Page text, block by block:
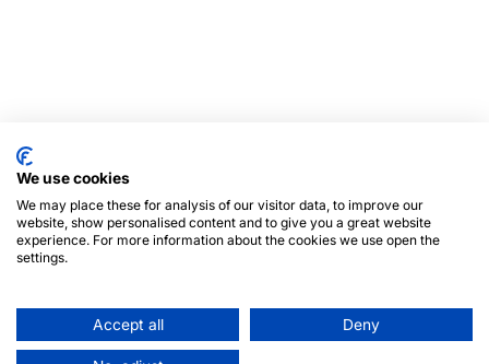
We use cookies
We may place these for analysis of our visitor data, to improve our
website, show personalised content and to give you a great website
experience. For more information about the cookies we use open the
settings.
Accept all Deny